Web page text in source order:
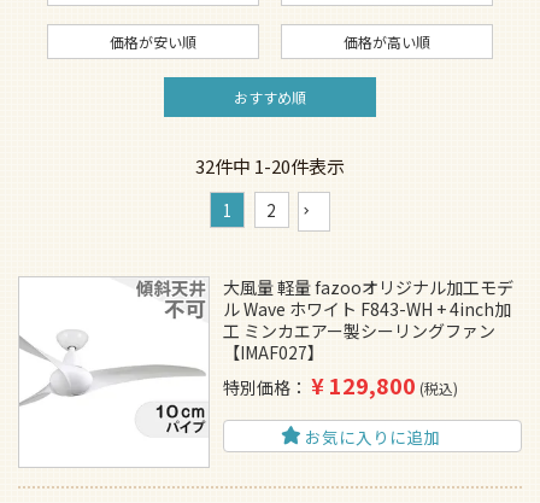
価格が安い順 価格が高い順
おすすめ順
32件中 1-20件表示
1 2
大風量 軽量 fazooオリジナル加工モデ
ル Wave ホワイト F843-WH + 4inch加
工 ミンカエアー製シーリングファン
【IMAF027】
特別価格
¥129,800 税込
お気に入りに追加